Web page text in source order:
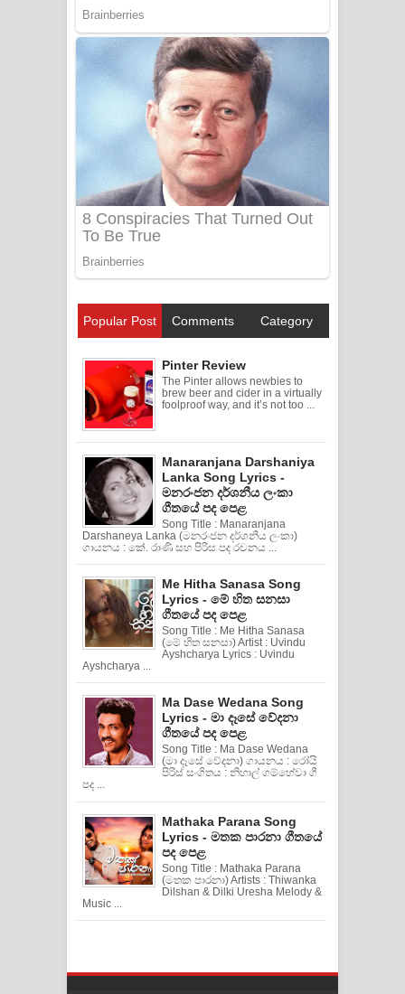
Popular Post Comments Category
Pinter Review
The Pinter allows newbies to
brew beer and cider in a virtually
foolproof way, and it’s not too ...
Manaranjana Darshaniya
Lanka Song Lyrics -
මනරංජන දර්ශනීය ලංකා
ගීතයේ පද පෙළ
Song Title : Manaranjana
Darshaneya Lanka (මනරංජන දර්ශනීය ලංකා)
ගායනය : කේ. රාණි සහ පිරිස පද රචනය ...
Me Hitha Sanasa Song
Lyrics - මේ හිත සනසා
ගීතයේ පද පෙළ
Song Title : Me Hitha Sanasa
(මේ හිත සනසා) Artist : Uvindu
Ayshcharya Lyrics : Uvindu
Ayshcharya ...
Ma Dase Wedana Song
Lyrics - මා දෑසේ වේදනා
ගීතයේ පද පෙළ
Song Title : Ma Dase Wedana
(මා දෑසේ වේදනා) ගායනය : රෝයි
පිරිස් සංගිතය : නිහාල් ගම්හේවා ගී
පද ...
Mathaka Parana Song
Lyrics - මතක පාරනා ගීතයේ
පද පෙළ
Song Title : Mathaka Parana
(මතක පාරනා) Artists : Thiwanka
Dilshan & Dilki Uresha Melody &
Music ...